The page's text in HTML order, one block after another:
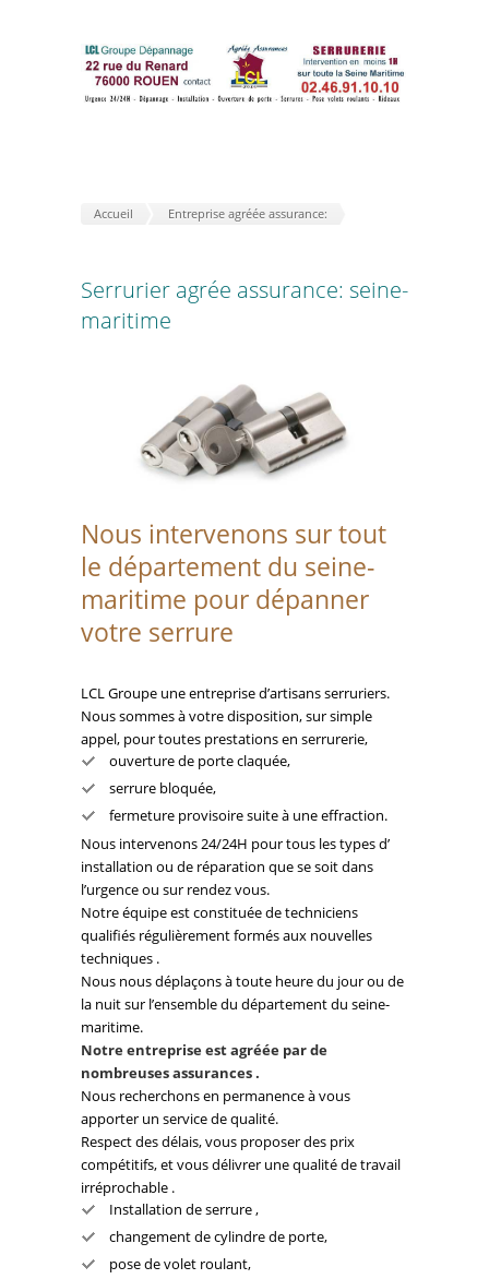
Accueil Entreprise agréée assurance:
Serrurier agrée assurance: seine-
maritime
Nous intervenons sur tout
le département du seine-
maritime pour dépanner
votre serrure
LCL Groupe une entreprise d’artisans serruriers.
Nous sommes à votre disposition, sur simple
appel, pour toutes prestations en serrurerie,
ouverture de porte claquée,
serrure bloquée,
fermeture provisoire suite à une effraction.
Nous intervenons 24/24H pour tous les types d’
installation ou de réparation que se soit dans
l’urgence ou sur rendez vous.
Notre équipe est constituée de techniciens
qualifiés régulièrement formés aux nouvelles
techniques .
Nous nous déplaçons à toute heure du jour ou de
la nuit sur l’ensemble du département du seine-
maritime.
Notre entreprise est agréée par de
nombreuses assurances .
Nous recherchons en permanence à vous
apporter un service de qualité.
Respect des délais, vous proposer des prix
compétitifs, et vous délivrer une qualité de travail
irréprochable .
Installation de serrure ,
changement de cylindre de porte,
pose de volet roulant,